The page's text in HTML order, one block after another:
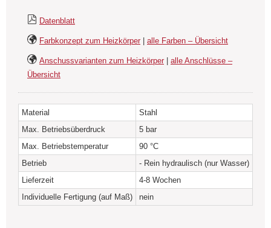
verfügt über 2 x 1/2" Innengewinde zum Anschliessen an die
Rohrleitungen der Heizungsanlage. Wir empfehlen den Heizkörper mit
Cubix Designventilen zu kombinieren. Diese sind nicht im Preis enthalten
und müssen extra passend bestellt werden.
Datenblatt
Farbkonzept zum Heizkörper | alle Farben – Übersicht
Anschussvarianten zum Heizkörper | alle Anschlüsse –
Übersicht
Material
Stahl
Max. Betriebsüberdruck
5 bar
Max. Betriebstemperatur
90 °C
Betrieb
- Rein hydraulisch (nur Wasser)
Lieferzeit
4-8 Wochen
Individuelle Fertigung (auf Maß)
nein